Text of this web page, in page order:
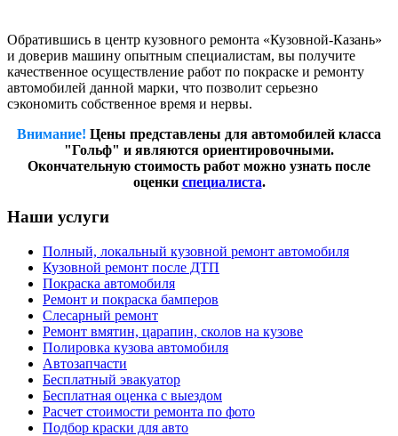
Обратившись в центр кузовного ремонта «Кузовной-Казань»
и доверив машину опытным специалистам, вы получите
качественное осуществление работ по покраске и ремонту
автомобилей данной марки, что позволит серьезно
сэкономить собственное время и нервы.
Внимание! Цены представлены для автомобилей класса
"Гольф" и являются ориентировочными.
Окончательную стоимость работ можно узнать после
оценки специалиста.
Наши услуги
Полный, локальный кузовной ремонт автомобиля
Кузовной ремонт после ДТП
Покраска автомобиля
Ремонт и покраска бамперов
Слесарный ремонт
Ремонт вмятин, царапин, сколов на кузове
Полировка кузова автомобиля
Автозапчасти
Бесплатный эвакуатор
Бесплатная оценка с выездом
Расчет стоимости ремонта по фото
Подбор краски для авто